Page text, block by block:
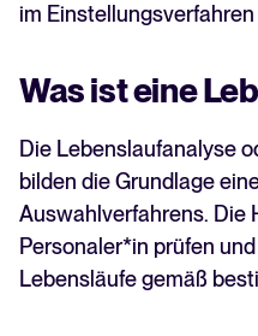
im
Was ist eine
Die Lebenslaufanalyse
bilden die Grundlage
Auswahlverfahrens. Die
Personaler*in prüfen
Lebensläufe gemäß